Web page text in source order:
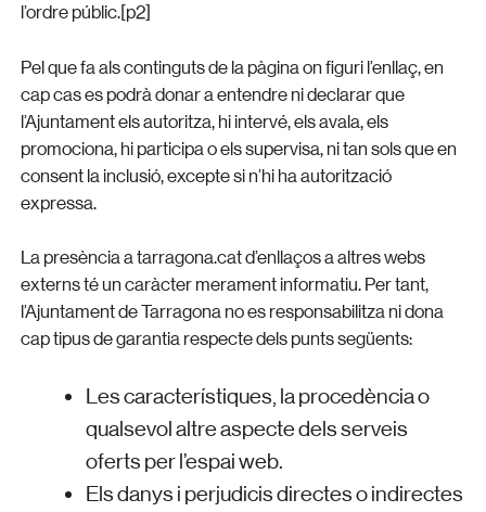
l’ordre públic.[p2]
Pel que fa als continguts de la pàgina on figuri l’enllaç, en
cap cas es podrà donar a entendre ni declarar que
l’Ajuntament els autoritza, hi intervé, els avala, els
promociona, hi participa o els supervisa, ni tan sols que en
consent la inclusió, excepte si n’hi ha autorització
expressa.
La presència a tarragona.cat d’enllaços a altres webs
externs té un caràcter merament informatiu. Per tant,
l’Ajuntament de Tarragona no es responsabilitza ni dona
cap tipus de garantia respecte dels punts següents:
Les característiques, la procedència o
qualsevol altre aspecte dels serveis
oferts per l’espai web.
Els danys i perjudicis directes o indirectes